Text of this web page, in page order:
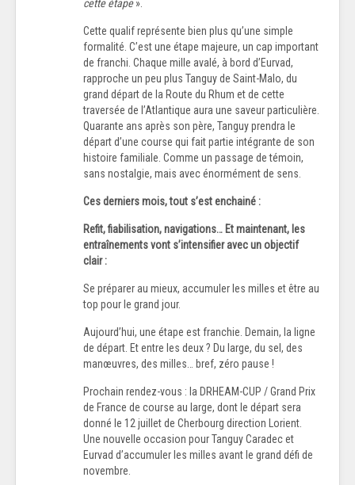
cette étape».
Cette qualif représente bien plus qu’une simple
formalité. C’est une étape majeure, un cap important
de franchi. Chaque mille avalé, à bord d’Eurvad,
rapproche un peu plus Tanguy de Saint-Malo, du
grand départ de la Route du Rhum et de cette
traversée de l’Atlantique aura une saveur particulière.
Quarante ans après son père, Tanguy prendra le
départ d’une course qui fait partie intégrante de son
histoire familiale. Comme un passage de témoin,
sans nostalgie, mais avec énormément de sens.
Ces derniers mois, tout s’est enchainé :
Refit, fiabilisation, navigations… Et maintenant, les
entraînements vont s’intensifier avec un objectif
clair :
Se préparer au mieux, accumuler les milles et être au
top pour le grand jour.
Aujourd’hui, une étape est franchie. Demain, la ligne
de départ. Et entre les deux ? Du large, du sel, des
manœuvres, des milles… bref, zéro pause !
Prochain rendez-vous : la DRHEAM-CUP / Grand Prix
de France de course au large, dont le départ sera
donné le 12 juillet de Cherbourg direction Lorient.
Une nouvelle occasion pour Tanguy Caradec et
Eurvad d’accumuler les milles avant le grand défi de
novembre.